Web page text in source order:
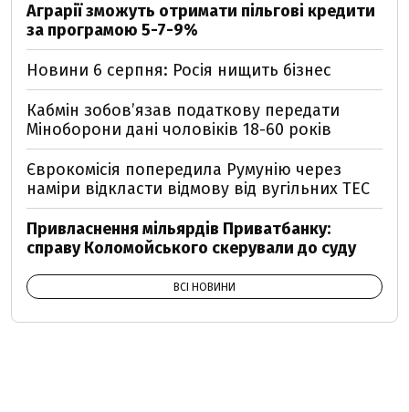
Аграрії зможуть отримати пільгові кредити
за програмою 5-7-9%
Новини 6 серпня: Росія нищить бізнес
Кабмін зобовʼязав податкову передати
Міноборони дані чоловіків 18-60 років
Єврокомісія попередила Румунію через
наміри відкласти відмову від вугільних ТЕС
Привласнення мільярдів Приватбанку:
справу Коломойського скерували до суду
ВСІ НОВИНИ